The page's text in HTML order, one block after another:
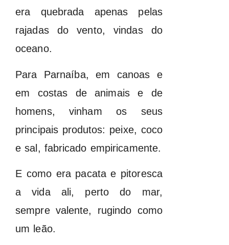
era quebrada apenas pelas
rajadas do vento, vindas do
oceano.
Para Parnaíba, em canoas e
em costas de animais e de
homens, vinham os seus
principais produtos: peixe, coco
e sal, fabricado empiricamente.
E como era pacata e pitoresca
a vida ali, perto do mar,
sempre valente, rugindo como
um leão.